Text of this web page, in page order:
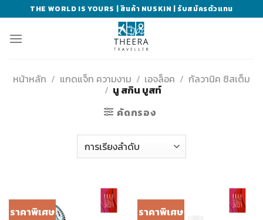
to
content
THE WORLD IS YOURS | สินค้า NUSKIN | รับสมัครตัวแทน
หน้าหลัก / แกดแจ็ท ความงาม / เอจล็อค / กัลวานิค ซิสเต็ม
/ นู สกิน บูสท์
คัดกรอง
ราคาพิเศษ ราคาพิเศษ